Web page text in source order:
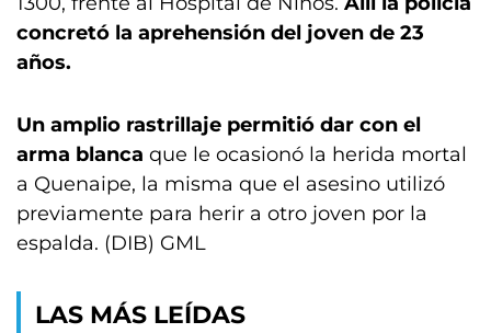
concretó la aprehensión del joven de 23
años.
Un amplio rastrillaje permitió dar con el
arma blanca que le ocasionó la herida mortal
a Quenaipe, la misma que el asesino utilizó
previamente para herir a otro joven por la
espalda. (DIB) GML
LAS MÁS LEÍDAS